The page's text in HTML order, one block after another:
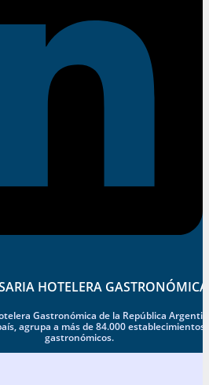
HOTELERA
Gastronómica de la República
agrupa a más de 84.000 establecimientos
gastronómicos.